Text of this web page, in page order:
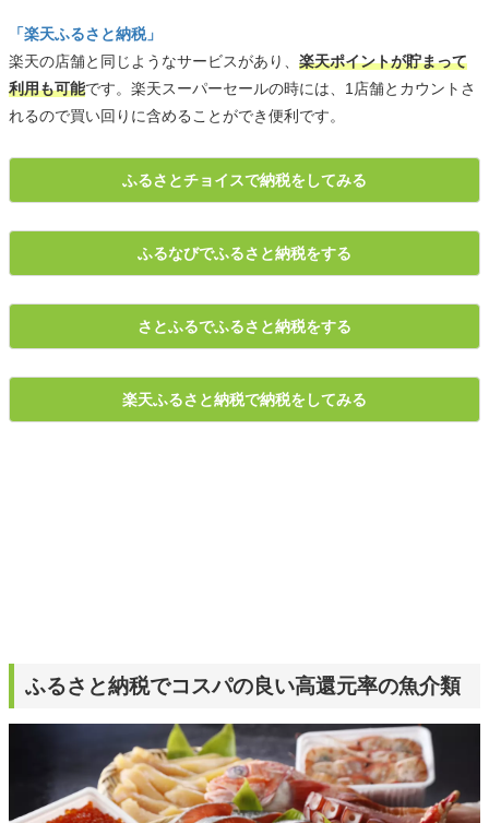
「楽天ふるさと納税」
楽天の店舗と同じようなサービスがあり、 楽天ポイントが貯まって
利用も可能です。楽天スーパーセールの時には、1店舗とカウントさ
れるので買い回りに含めることができ便利です。
ふるさとチョイスで納税をしてみる
ふるなびでふるさと納税をする
さとふるでふるさと納税をする
楽天ふるさと納税で納税をしてみる
ふるさと納税でコスパの良い高還元率の魚介類